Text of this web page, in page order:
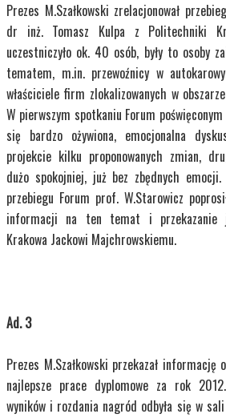
Prezes M.Szałkowski zrelacjonował
dr inż. Tomasz Kulpa z Politechniki
uczestniczyło ok. 40 osób, były to osoby
tematem, m.in. przewoźnicy w
właściciele firm zlokalizowanych w
W pierwszym spotkaniu Forum
się bardzo ożywiona, emocjonalna
projekcie kilku proponowanych zmian,
dużo spokojniej, już bez zbędnych
przebiegu Forum prof. W.Starowicz
informacji na ten temat i przekazanie
Krakowa Jackowi Majchrowskiemu.
Ad. 3
Prezes M.Szałkowski przekazał informację
najlepsze prace dyplomowe za rok
wyników i rozdania nagród odbyła się w